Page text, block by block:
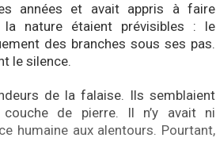
années et avait appris à faire
nature étaient prévisibles : le
des branches sous ses pas.
le silence.
de la falaise. Ils semblaient
de pierre. Il n’y avait ni
humaine aux alentours. Pourtant,